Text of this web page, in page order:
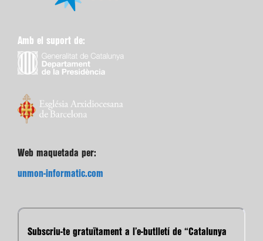
Amb el suport de:
Web maquetada per:
unmon-informatic.com
Subscriu-te gratuïtament a l’e-butlletí de “Catalunya